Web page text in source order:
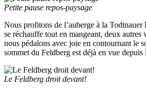
Petite pause repos-paysage
Nous profitons de l’auberge à la
se réchauffe tout en mangeant, deux
nous pédalons avec joie en contournant le
sommet du Feldberg est déjà en vue
Le Feldberg droit devant!